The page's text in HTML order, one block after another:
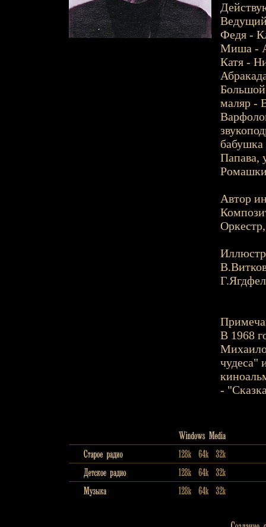
Федя -
Миша -
Катя -
маляр -
Папава,
Автор
В 1968
чудеса"
-